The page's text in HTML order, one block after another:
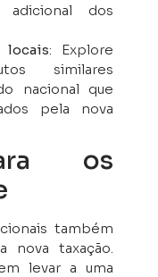
dos
locais: Explore
similares
nacional que
pela nova
os
também
nova taxação.
levar a uma